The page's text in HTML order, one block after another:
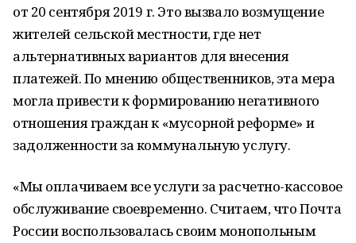
от 20 сентября 2019 г. Это вызвало возмущение
жителей сельской местности, где нет
альтернативных вариантов для внесения
платежей. По мнению общественников, эта мера
могла привести к формированию негативного
отношения граждан к «мусорной реформе» и
задолженности за коммунальную услугу.
«Мы оплачиваем все услуги за расчетно-кассовое
обслуживание своевременно. Считаем, что Почта
России воспользовалась своим монопольным